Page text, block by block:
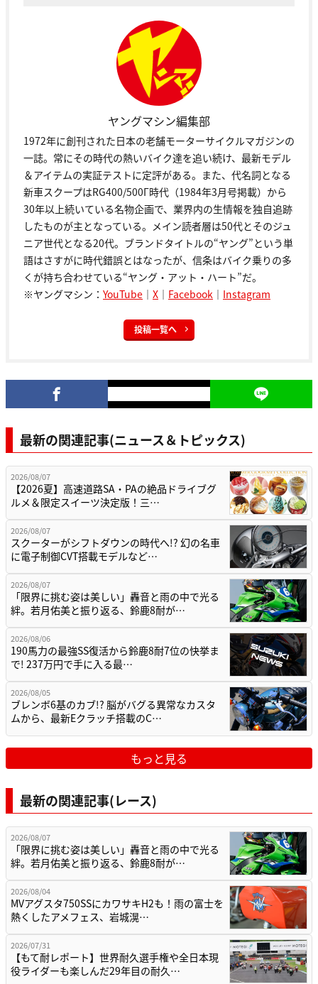
ヤングマシン編集部
1972年に創刊された日本の老舗モーターサイクルマガジンの
一誌。常にその時代の熱いバイク達を追い続け、最新モデル
＆アイテムの実証テストに定評がある。また、代名詞となる
新車スクープはRG400/500Γ時代（1984年3月号掲載）から
30年以上続いている名物企画で、業界内の生情報を独自追跡
したものが主となっている。メイン読者層は50代とそのジュ
ニア世代となる20代。ブランドタイトルの“ヤング”という単
語はさすがに時代錯誤とはなったが、信条はバイク乗りの多
くが持ち合わせている“ヤング・アット・ハート”だ。
※ヤングマシン： YouTube ｜ X ｜ Facebook ｜ Instagram
投稿一覧へ
最新の関連記事(ニュース＆トピックス)
2026/08/07
【2026夏】高速道路SA・PAの絶品ドライブグ
ルメ＆限定スイーツ決定版！三…
2026/08/07
スクーターがシフトダウンの時代へ!? 幻の名車
に電子制御CVT搭載モデルなど…
2026/08/07
「限界に挑む姿は美しい」轟音と雨の中で光る
絆。若月佑美と振り返る、鈴鹿8耐が…
2026/08/06
190馬力の最強SS復活から鈴鹿8耐7位の快挙ま
で! 237万円で手に入る最…
2026/08/05
ブレンボ6基のカブ!? 脳がバグる異常なカスタ
ムから、最新Eクラッチ搭載のC…
もっと見る
最新の関連記事(レース)
2026/08/07
「限界に挑む姿は美しい」轟音と雨の中で光る
絆。若月佑美と振り返る、鈴鹿8耐が…
2026/08/04
MVアグスタ750SSにカワサキH2も！雨の富士を
熱くしたアメフェス、岩城滉…
2026/07/31
【もて耐レポート】世界耐久選手権や全日本現
役ライダーも楽しんだ29年目の耐久…